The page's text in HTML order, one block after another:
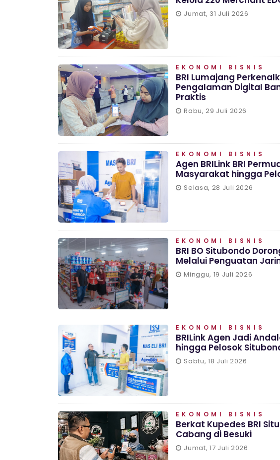
Jumat, 31 Juli 2026
EKONOMI BISNIS
BRI Lumajang
Pengalaman Digital
Praktis
Rabu, 29 Juli 2026
EKONOMI BISNIS
Agen BRILink BRI
Masyarakat hingga
Selasa, 28 Juli 2026
EKONOMI BISNIS
BRI BO Situbondo
Melalui Penguatan
Minggu, 19 Juli 2026
EKONOMI BISNIS
BRILink Agen Jadi
hingga Pelosok
Sabtu, 18 Juli 2026
EKONOMI BISNIS
Berkat Kupedes BRI
Cabang di Besuki
Jumat, 17 Juli 2026